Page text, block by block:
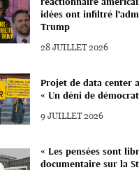
idées ont infiltré
Trump
28 JUILLET 2026
Projet de data center
« Un déni de
9 JUILLET 2026
« Les pensées sont
documentaire sur la